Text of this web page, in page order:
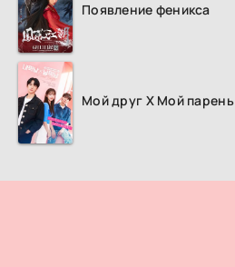
Появление феникса
Мой друг Х Мой парень